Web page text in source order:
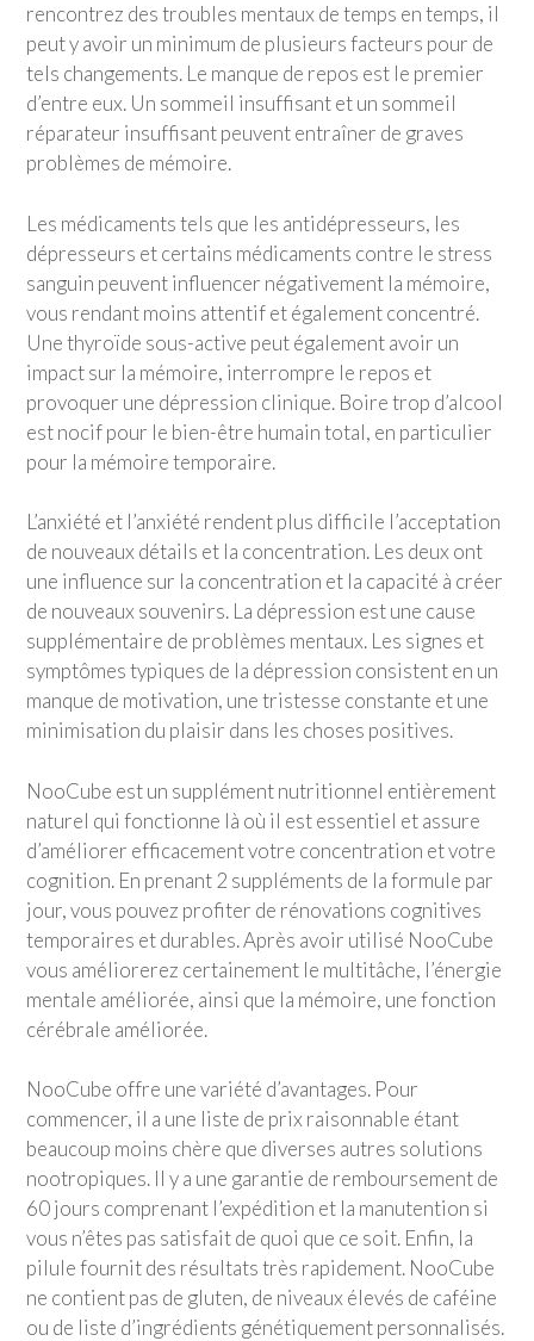
rencontrez des troubles mentaux de temps en temps, il
peut y avoir un minimum de plusieurs facteurs pour de
tels changements. Le manque de repos est le premier
d’entre eux. Un sommeil insuffisant et un sommeil
réparateur insuffisant peuvent entraîner de graves
problèmes de mémoire.
Les médicaments tels que les antidépresseurs, les
dépresseurs et certains médicaments contre le stress
sanguin peuvent influencer négativement la mémoire,
vous rendant moins attentif et également concentré.
Une thyroïde sous-active peut également avoir un
impact sur la mémoire, interrompre le repos et
provoquer une dépression clinique. Boire trop d’alcool
est nocif pour le bien-être humain total, en particulier
pour la mémoire temporaire.
L’anxiété et l’anxiété rendent plus difficile l’acceptation
de nouveaux détails et la concentration. Les deux ont
une influence sur la concentration et la capacité à créer
de nouveaux souvenirs. La dépression est une cause
supplémentaire de problèmes mentaux. Les signes et
symptômes typiques de la dépression consistent en un
manque de motivation, une tristesse constante et une
minimisation du plaisir dans les choses positives.
NooCube est un supplément nutritionnel entièrement
naturel qui fonctionne là où il est essentiel et assure
d’améliorer efficacement votre concentration et votre
cognition. En prenant 2 suppléments de la formule par
jour, vous pouvez profiter de rénovations cognitives
temporaires et durables. Après avoir utilisé NooCube
vous améliorerez certainement le multitâche, l’énergie
mentale améliorée, ainsi que la mémoire, une fonction
cérébrale améliorée.
NooCube offre une variété d’avantages. Pour
commencer, il a une liste de prix raisonnable étant
beaucoup moins chère que diverses autres solutions
nootropiques. Il y a une garantie de remboursement de
60 jours comprenant l’expédition et la manutention si
vous n’êtes pas satisfait de quoi que ce soit. Enfin, la
pilule fournit des résultats très rapidement. NooCube
ne contient pas de gluten, de niveaux élevés de caféine
ou de liste d’ingrédients génétiquement personnalisés.